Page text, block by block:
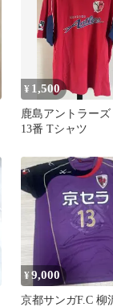
¥ 1,500
鹿島アントラー
13番 Tシャツ
¥9,000
京都サンガF.C 柳